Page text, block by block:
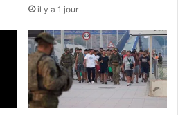
il y a 1 jour